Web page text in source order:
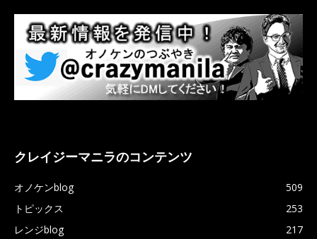
クレイジーマニラのコンテンツ
オノケンblog
509
トピックス
253
レンジblog
217